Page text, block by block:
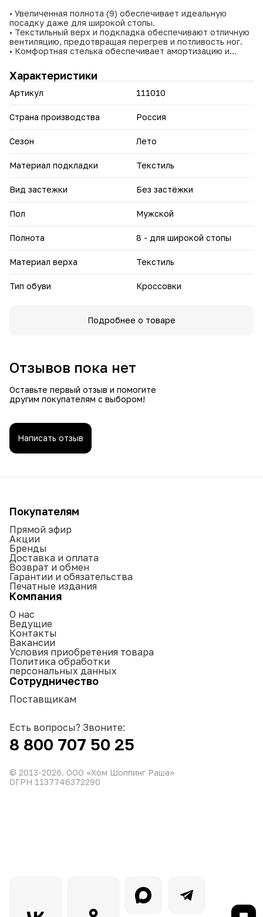
• Увеличенная полнота (9) обеспечивает идеальную
посадку даже для широкой стопы.
• Текстильный верх и подкладка обеспечивают отличную
вентиляцию, предотвращая перегрев и потливость ног.
• Комфортная стелька обеспечивает амортизацию и
ходьбе.
• Функциональная шнуровка позволяет точно
регулировать плотность посадки кроссовок.
• Современный и лаконичный дизайн, подходящий для
• Подходят для повседневной носки, прогулок, занятий
45.
Эти кроссовки разработаны для мужчин, ценящих
удобство и стиль в динамичной повседневной жизни.
Характеристики
Артикул 111010
Страна производства Россия
Сезон Лето
Материал подкладки Текстиль
Вид застежки Без застёжки
Пол Мужской
Полнота 8 - для широкой стопы
Материал верха Текстиль
Тип обуви Кроссовки
Подробнее о товаре
Отзывов пока нет
Оставьте первый отзыв и помогите
другим покупателям с выбором!
Написать отзыв
Покупателям
Прямой эфир
Акции
Бренды
Доставка и оплата
Возврат и обмен
Гарантии и обязательства
Печатные издания
Компания
О нас
Ведущие
Контакты
Вакансии
Условия приобретения товара
Политика обработки
персональных данных
Сотрудничество
Поставщикам
Есть вопросы? Звоните:
8 800 707 50 25
© 2013-2026. ООО «Хом Шоппинг Раша»
ОГРН 1137746372290